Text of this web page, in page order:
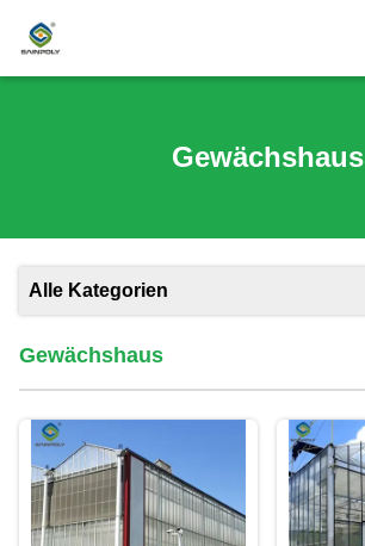
Gewächshaus
Alle Kategorien
Gewächshaus